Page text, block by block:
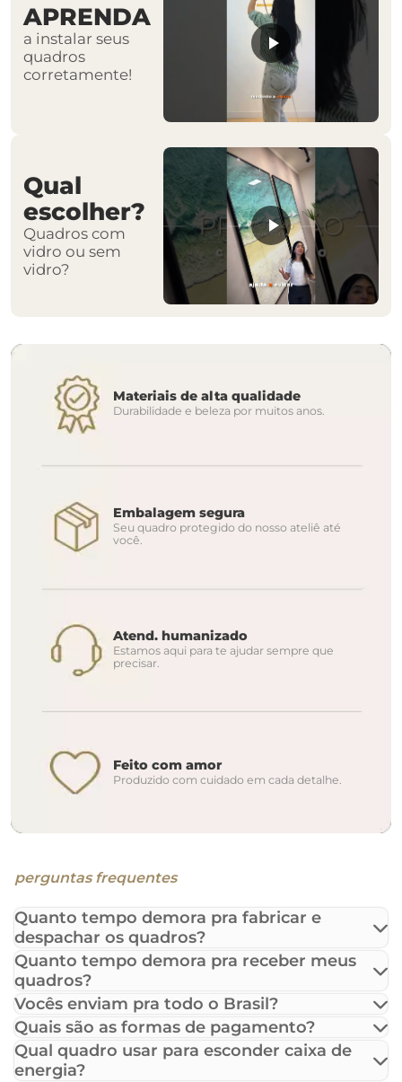
APRENDA
a instalar seus
quadros
corretamente!
Qual
escolher?
Quadros com
vidro ou sem
vidro?
Materiais de alta qualidade
Durabilidade e beleza por muitos anos.
Embalagem segura
Seu quadro protegido do nosso ateliê até
você.
Atend. humanizado
Estamos aqui para te ajudar sempre que
precisar.
Feito com amor
Produzido com cuidado em cada detalhe.
perguntas frequentes
Quanto tempo demora pra fabricar e
despachar os quadros?
Quanto tempo demora pra receber meus
quadros?
Vocês enviam pra todo o Brasil?
Quais são as formas de pagamento?
Qual quadro usar para esconder caixa de
energia?